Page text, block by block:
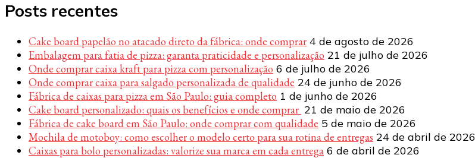
Posts recentes
Cake board papelão no atacado direto da fábrica: onde comprar 4 de agosto de 2026
Embalagem para fatia de pizza: garanta praticidade e personalização 21 de julho de 2026
Onde comprar caixa kraft para pizza com personalização 6 de julho de 2026
Onde comprar caixa para salgado personalizada de qualidade 24 de junho de 2026
Fábrica de caixas para pizza em São Paulo: guia completo 1 de junho de 2026
Cake board personalizado: quais os benefícios e onde comprar 21 de maio de 2026
Fábrica de cake board em São Paulo: onde comprar com qualidade 5 de maio de 2026
Mochila de motoboy: como escolher o modelo certo para sua rotina de entregas 24 de abril de 2026
Caixas para bolo personalizadas: valorize sua marca em cada entrega 6 de abril de 2026